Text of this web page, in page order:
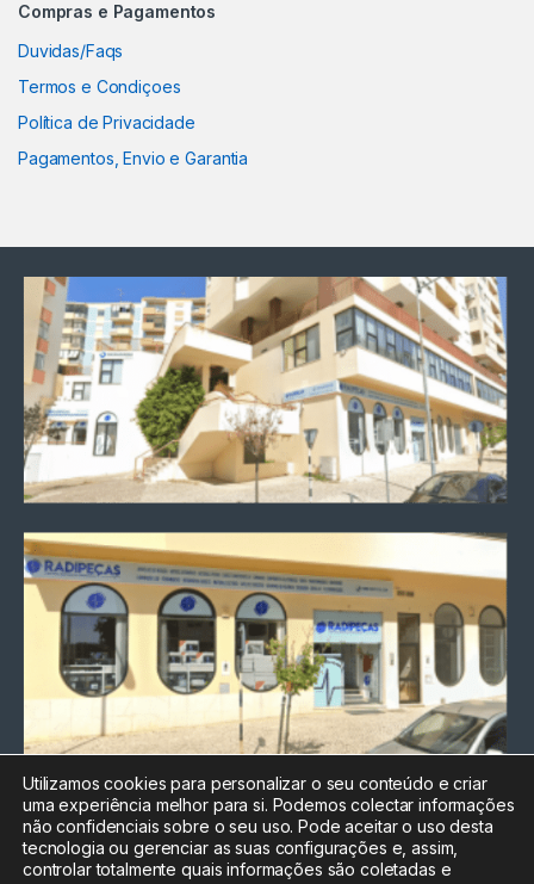
Compras e Pagamentos
Duvidas/Faqs
Termos e Condiçoes
Política de Privacidade
Pagamentos, Envio e Garantia
Chamada para a rede fixa
nacional
Electrónica:212
Utilizamos cookies para personalizar o seu conteúdo e criar
uma experiência melhor para si. Podemos colectar informações
não confidenciais sobre o seu uso. Pode aceitar o uso desta
tecnologia ou gerenciar as suas configurações e, assim,
controlar totalmente quais informações são coletadas e